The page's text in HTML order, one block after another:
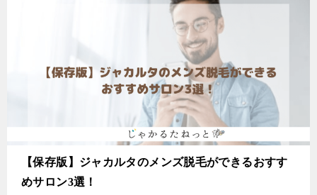
【保存版】ジャカルタのメンズ脱毛ができるおすす
めサロン3選！